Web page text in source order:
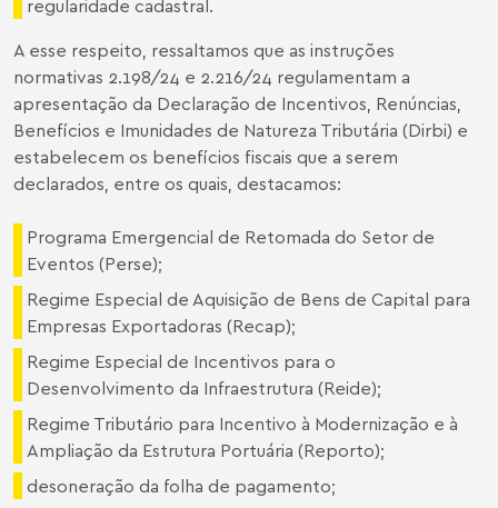
regularidade cadastral.
A esse respeito, ressaltamos que as instruções
normativas 2.198/24 e 2.216/24 regulamentam a
apresentação da Declaração de Incentivos, Renúncias,
Benefícios e Imunidades de Natureza Tributária (Dirbi) e
estabelecem os benefícios fiscais que a serem
declarados, entre os quais, destacamos:
Programa Emergencial de Retomada do Setor de
Eventos (Perse);
Regime Especial de Aquisição de Bens de Capital para
Empresas Exportadoras (Recap);
Regime Especial de Incentivos para o
Desenvolvimento da Infraestrutura (Reide);
Regime Tributário para Incentivo à Modernização e à
Ampliação da Estrutura Portuária (Reporto);
desoneração da folha de pagamento;